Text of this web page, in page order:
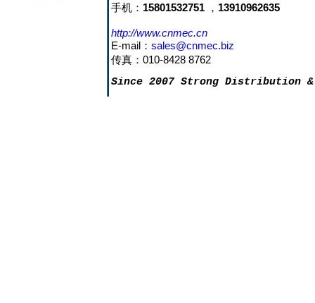
手机： 15801532751 ， 13910962635
http://www.cnmec.cn
E-mail： sales@cnmec.biz
传真：010-8428 8762
Since 2007 Strong Distribution